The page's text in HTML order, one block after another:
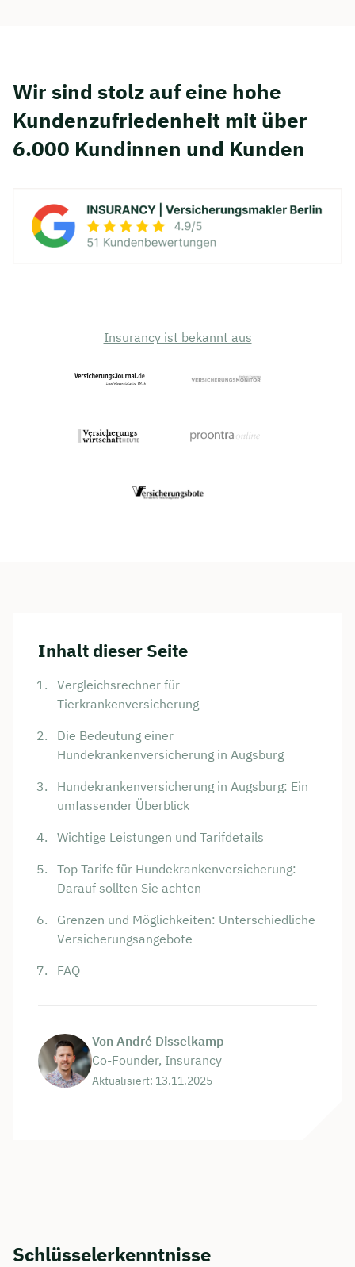
Wir sind stolz auf eine hohe
Kunden­zufriedenheit mit über
6.000 Kundinnen und Kunden
Insurancy ist bekannt aus
Inhalt dieser Seite
Vergleichsrechner für
Tierkrankenversicherung
Die Bedeutung einer
Hundekrankenversicherung in Augsburg
Hundekrankenversicherung in Augsburg: Ein
umfassender Überblick
Wichtige Leistungen und Tarifdetails
Top Tarife für Hundekrankenversicherung:
Darauf sollten Sie achten
Grenzen und Möglichkeiten: Unterschiedliche
Versicherungsangebote
FAQ
Von André Disselkamp
Co-Founder, Insurancy
Aktualisiert: 13.11.2025
Schlüsselerkenntnisse